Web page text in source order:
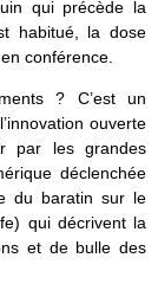
qui précède la
habitué, la dose
conférence.
? C’est un
ouverte
par les grandes
déclenchée
du baratin sur le
qui décrivent la
et de bulle des